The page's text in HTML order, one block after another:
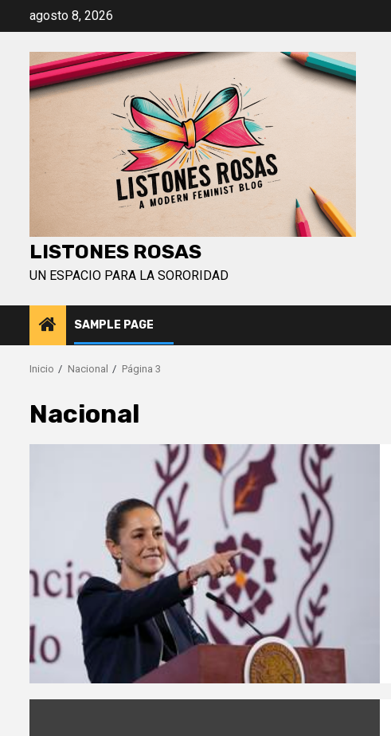
agosto 8, 2026
LISTONES ROSAS
UN ESPACIO PARA LA SORORIDAD
SAMPLE PAGE
Inicio Nacional Página 3
Nacional